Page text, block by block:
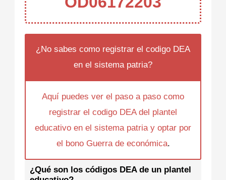
¿No sabes como registrar el codigo DEA
en el sistema patria?
Aquí puedes ver el paso a paso como
registrar el codigo DEA del plantel
educativo en el sistema patria y optar por
el bono Guerra de económica.
¿Qué son los códigos DEA de un plantel